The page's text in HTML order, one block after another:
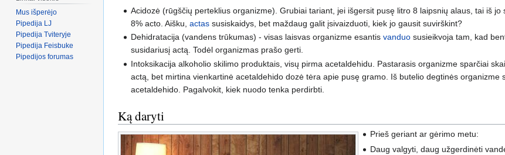
Acidozė (rūgščių perteklius organizme). Grubiai tariant, jei išgersit pusę litro 8 laipsnių alaus, tai iš jo
8% acto. Aišku,actas susiskaidys, bet maždaug galit įsivaizduoti, kiek jo gausit suvirškint?
Dehidratacija (vandens trūkumas) - visas laisvas organizme esantisvanduo susieikvoja tam, kad
susidariusį actą. Todėl organizmas prašo gerti.
Intoksikacija alkoholio skilimo produktais, visų pirma acetaldehidu. Pastarasis organizme sparčiai
actą, bet mirtina vienkartinė acetaldehido dozė tėra apie pusę gramo. Iš butelio degtinės organizme
acetaldehido. Pagalvokit, kiek nuodo tenka perdirbti.
Ką daryti
Prieš geriant ar gėrimo metu:
Daug valgyti, daug užgerdinėti
Mus išperėjo
Pipedija LJ
Pipedija Tviteryje
Pipedija Feisbuke
Pipedijos forumas